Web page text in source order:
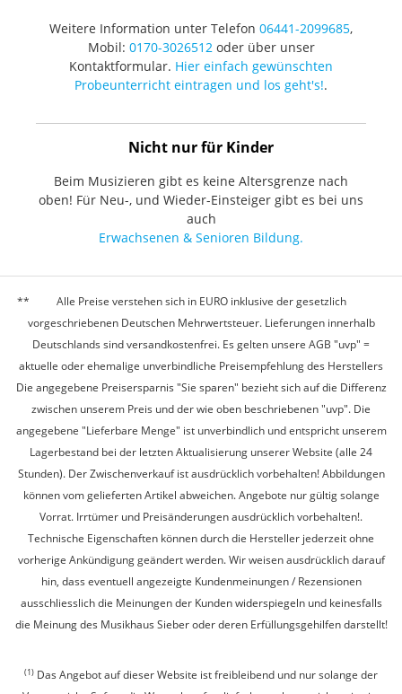
Weitere Information unter Telefon 06441-2099685,
Mobil: 0170-3026512oder über unser
Kontaktformular. Hier einfach gewünschten
Probeunterricht eintragen und los geht's!.
Nicht nur für Kinder
Beim Musizieren gibt es keine Altersgrenze nach
oben! Für Neu-, und Wieder-Einsteiger gibt es bei uns
auch
Erwachsenen & Senioren Bildung.
Alle Preise verstehen sich in EURO inklusive der gesetzlich
vorgeschriebenen Deutschen Mehrwertsteuer. Lieferungen innerhalb
Deutschlands sind versandkostenfrei. Es gelten unsere AGB "uvp" =
aktuelle oder ehemalige unverbindliche Preisempfehlung des Herstellers
Die angegebene Preisersparnis "Sie sparen" bezieht sich auf die Differenz
zwischen unserem Preis und der wie oben beschriebenen "uvp". Die
angegebene "Lieferbare Menge" ist unverbindlich und entspricht unserem
Lagerbestand bei der letzten Aktualisierung unserer Website (alle 24
Stunden). Der Zwischenverkauf ist ausdrücklich vorbehalten! Abbildungen
können vom gelieferten Artikel abweichen. Angebote nur gültig solange
Vorrat. Irrtümer und Preisänderungen ausdrücklich vorbehalten!.
Technische Eigenschaften können durch die Hersteller jederzeit ohne
vorherige Ankündigung geändert werden. Wir weisen ausdrücklich darauf
hin, dass eventuell angezeigte Kundenmeinungen / Rezensionen
ausschliesslich die Meinungen der Kunden widerspiegeln und keinesfalls
die Meinung des Musikhaus Sieber oder deren Erfüllungsgehilfen darstellt!
(1) Das Angebot auf dieser Website ist freibleibend und nur solange der